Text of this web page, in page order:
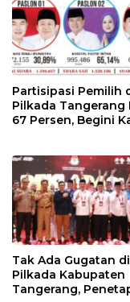
Partisipasi Pemilih
Pilkada Tangerang
67 Persen, Begini
Tak Ada Gugatan di
Pilkada Kabupaten
Tangerang,